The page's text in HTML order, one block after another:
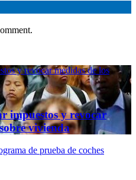
y revocar medidas de los
impuestos y revocar
vivienda
de prueba de coches